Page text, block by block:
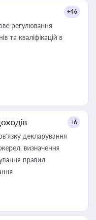
+46
регулювання
та кваліфікацій в
+6
декларування
визначення
правил